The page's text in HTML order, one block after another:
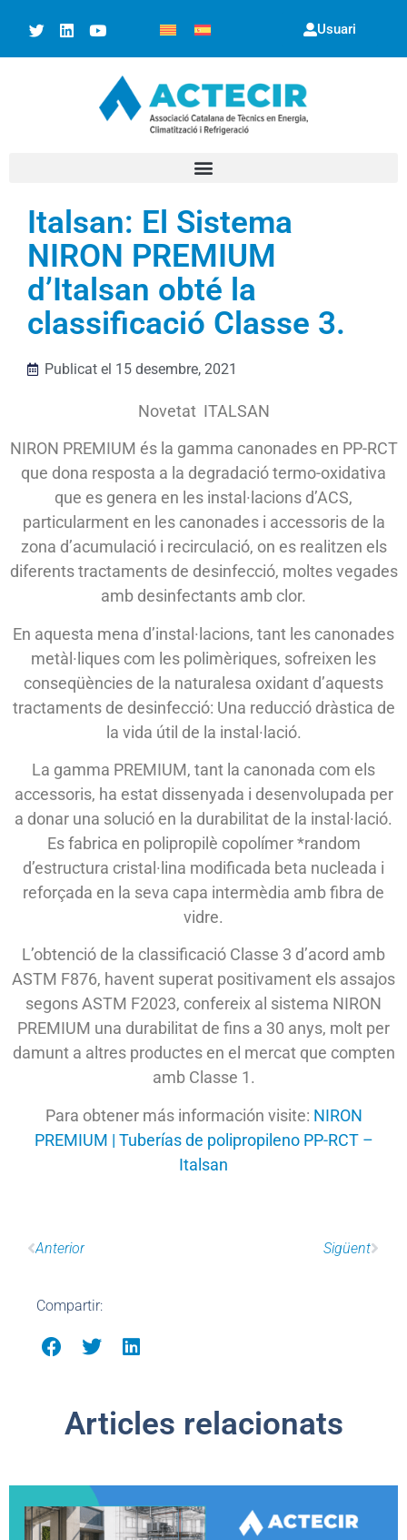
Usuari
Italsan: El Sistema
NIRON PREMIUM
d’Italsan obté la
classificació Classe 3.
Publicat el 15 desembre, 2021
Novetat ITALSAN
NIRON PREMIUM és la gamma canonades en PP-RCT
que dona resposta a la degradació termo-oxidativa
que es genera en les instal·lacions d’ACS,
particularment en les canonades i accessoris de la
zona d’acumulació i recirculació, on es realitzen els
diferents tractaments de desinfecció, moltes vegades
amb desinfectants amb clor.
En aquesta mena d’instal·lacions, tant les canonades
metàl·liques com les polimèriques, sofreixen les
conseqüències de la naturalesa oxidant d’aquests
tractaments de desinfecció: Una reducció dràstica de
la vida útil de la instal·lació.
La gamma PREMIUM, tant la canonada com els
accessoris, ha estat dissenyada i desenvolupada per
a donar una solució en la durabilitat de la instal·lació.
Es fabrica en polipropilè copolímer *random
d’estructura cristal·lina modificada beta nucleada i
reforçada en la seva capa intermèdia amb fibra de
vidre.
L’obtenció de la classificació Classe 3 d’acord amb
ASTM F876, havent superat positivament els assajos
segons ASTM F2023, confereix al sistema NIRON
PREMIUM una durabilitat de fins a 30 anys, molt per
damunt a altres productes en el mercat que compten
amb Classe 1.
Para obtener más información visite: NIRON
PREMIUM | Tuberías de polipropileno PP-RCT –
Italsan
Anterior Sigüent
Compartir:
Articles relacionats